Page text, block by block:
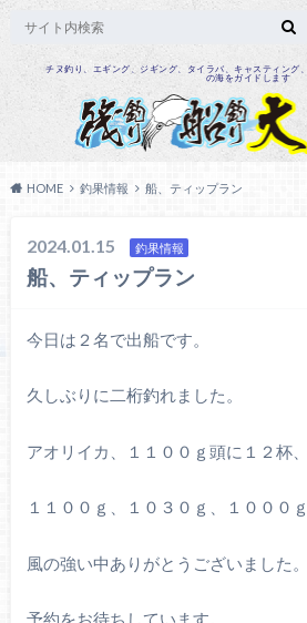
チヌ釣り、エギング、ジギング、タイラバ、キャスティング
の海をガイドします
HOME 釣果情報 船、ティップラン
2024.01.15 釣果情報
船、ティップラン
今日は２名で出船です。
久しぶりに二桁釣れました。
アオリイカ、１１００ｇ頭に１２杯
１１００ｇ、１０３０ｇ、１０００ｇ
風の強い中ありがとうございました。
予約をお待ちしています。